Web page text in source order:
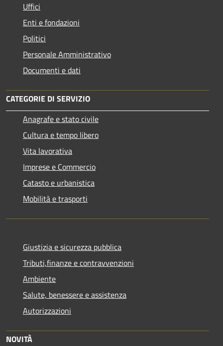
Uffici
Enti e fondazioni
Politici
Personale Amministrativo
Documenti e dati
CATEGORIE DI SERVIZIO
Anagrafe e stato civile
Cultura e tempo libero
Vita lavorativa
Imprese e Commercio
Catasto e urbanistica
Mobilità e trasporti
Giustizia e sicurezza pubblica
Tributi,finanze e contravvenzioni
Ambiente
Salute, benessere e assistenza
Autorizzazioni
NOVITÀ